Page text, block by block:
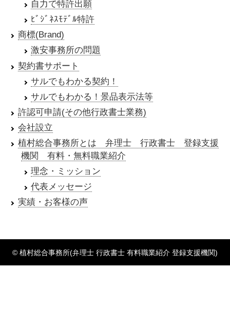
自力で特許出願
ﾋﾞｼﾞﾈｽﾓﾃﾞﾙ特許
商標(Brand)
激安事務所の問題
契約書サポート
サルでもわかる契約！
サルでもわかる！景品表示法等
許認可申請(その他行政書士業務)
会社設立
植村総合事務所とは 弁理士 行政書士 登録支援
機関 有料・無料職業紹介
理念・ミッション
代表メッセージ
実績・お客様の声
© 植村総合事務所(弁理士 行政書士 有料職業紹介 登録支援機関)